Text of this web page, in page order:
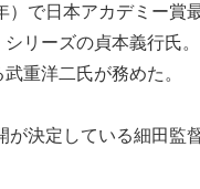
）で日本アカデミー
リーズの貞本義行氏
重洋二氏が務めた。
が決定している細田